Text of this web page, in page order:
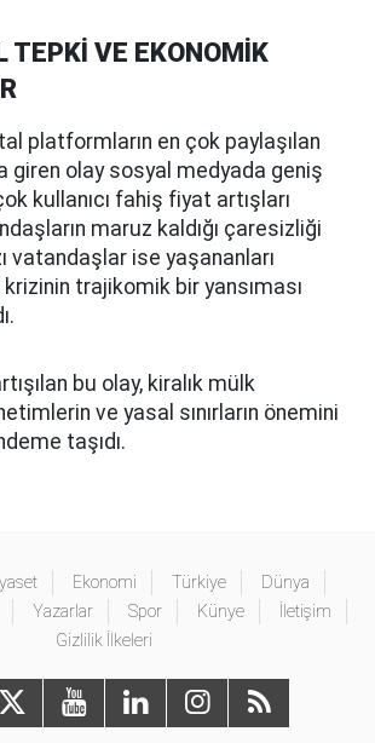
TEPKİ VE EKONOMİK
platformların en çok paylaşılan
giren olay sosyal medyada geniş
kullanıcı fahiş fiyat artışları
maruz kaldığı çaresizliği
vatandaşlar ise yaşananları
trajikomik bir yansıması
bu olay, kiralık mülk
ve yasal sınırların önemini
taşıdı.
Ekonomi Türkiye
Dünya
Yazarlar Spor Künye
İletişim
Gizlilik İlkeleri